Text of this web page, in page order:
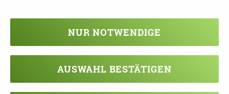
ZURÜCK ZUR ÜBERSICHT
NUR NOTWENDIGE
AUSWAHL BESTÄTIGEN